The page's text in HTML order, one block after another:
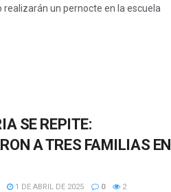
realizarán un pernocte en la escuela
SE REPITE:
A TRES FAMILIAS EN
1 DE ABRIL DE 2025 0 2